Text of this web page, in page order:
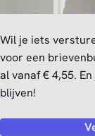
Wil je iets
voor een
al vanaf € 4,55.
blijven!